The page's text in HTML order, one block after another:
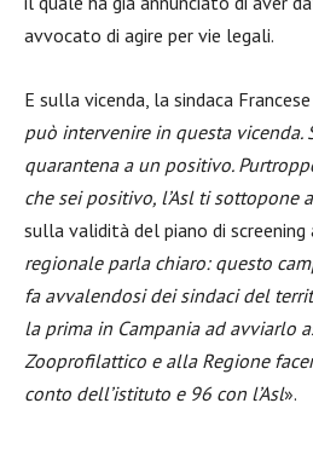
avvocato di agire per vie legali.
E sulla vicenda, la sindaca
può intervenire in questa vicenda.
quarantena a un positivo.
che sei positivo, l’Asl ti sottopone
sulla validità del piano di screening
regionale parla chiaro: questo
fa avvalendosi dei sindaci del
la prima in Campania ad avviarlo
Zooprofilattico e alla Regione
conto dell’istituto e 96 con l’Asl».